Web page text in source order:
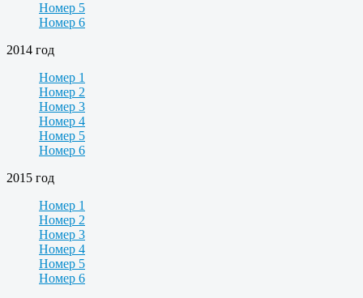
Номер 5
Номер 6
2014 год
Номер 1
Номер 2
Номер 3
Номер 4
Номер 5
Номер 6
2015 год
Номер 1
Номер 2
Номер 3
Номер 4
Номер 5
Номер 6